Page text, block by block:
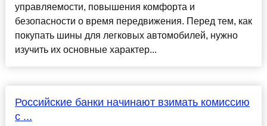
управляемости, повышения комфорта и
безопасности о время передвижения. Перед тем, как
покупать шины для легковых автомобилей, нужно
изучить их основные характер...
Российские банки начинают взимать комиссию
с ...